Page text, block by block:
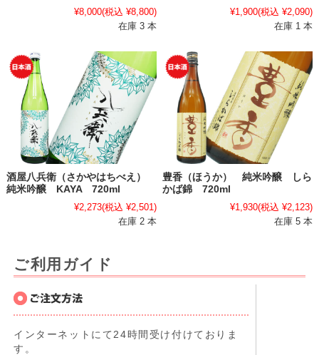
¥8,000(税込 ¥8,800)
在庫 3 本
¥1,900(税込 ¥2,090)
在庫 1 本
酒屋八兵衛（さかやはちべえ）
純米吟醸 KAYA 720ml
¥2,273(税込 ¥2,501)
在庫 2 本
豊香（ほうか） 純米吟醸 しら
かば錦 720ml
¥1,930(税込 ¥2,123)
在庫 5 本
ご利用ガイド
インターネットにて24時間受け付けておりま
す。